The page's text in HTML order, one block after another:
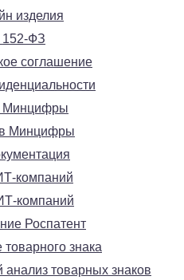
изделия
152-ФЗ
соглашение
Минцифры
Минцифры
компаний
компаний
Роспатент
знака
товарных знаков